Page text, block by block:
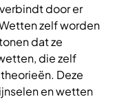
door er
zelf worden
dat ze
die zelf
Deze
en wetten